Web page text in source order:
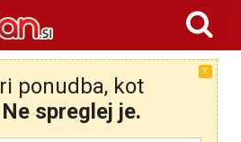
X
ponudba, kot
Ne spreglej je.